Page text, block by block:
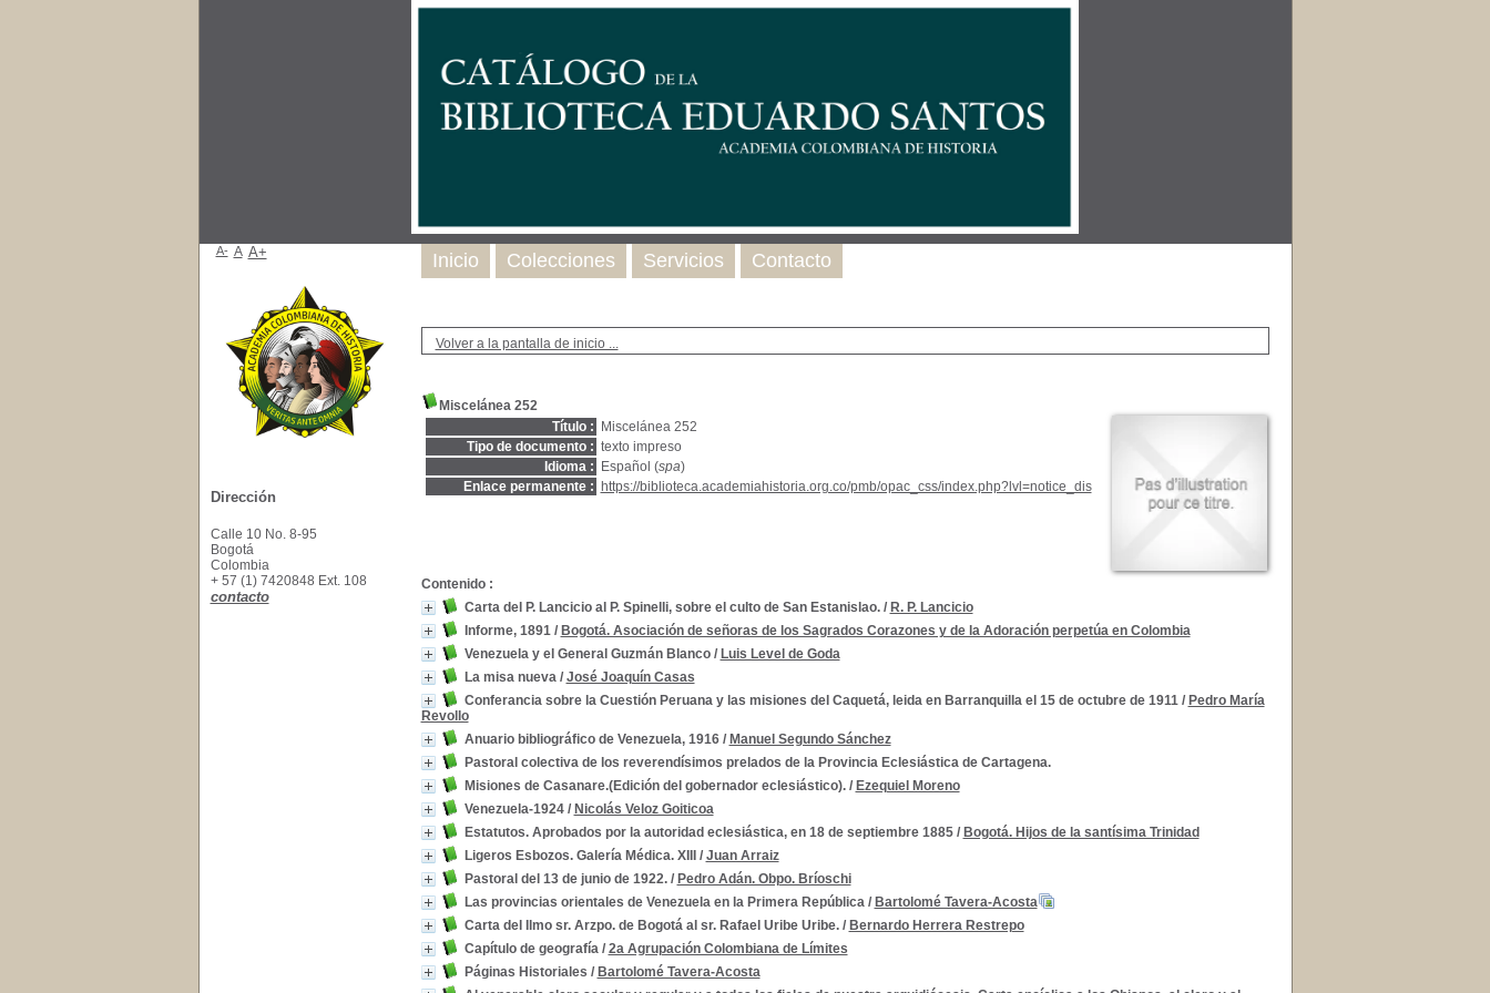
Volver a la pantalla de inicio ...
Miscelánea 252
Título :
Miscelánea 252
Tipo de documento : texto impreso
Idioma :
Español (spa)
Enlace permanente :
https://biblioteca.academiahistoria.org.co/pmb/opac_css/index.php?lvl=notice_dis
Contenido :
Carta del P. Lancicio al P. Spinelli, sobre el culto de San Estanislao./ R. P. Lancicio
Informe, 1891/ Bogotá. Asociación de señoras de los Sagrados Corazones y de la Adoración perpetúa en Colombia
Venezuela y el General Guzmán Blanco/ Luis Level de Goda
La misa nueva/ José Joaquín Casas
Conferancia sobre la Cuestión Peruana y las misiones del Caquetá, leida en Barranquilla el 15 de octubre de 1911/ Pedro María
Revollo
Anuario bibliográfico de Venezuela, 1916 / Manuel Segundo Sánchez
Pastoral colectiva de los reverendísimos prelados de la Provincia Eclesiástica de Cartagena.
Misiones de Casanare.(Edición del gobernador eclesiástico)./ Ezequiel Moreno
Venezuela-1924 / Nicolás Veloz Goiticoa
Estatutos. Aprobados por la autoridad eclesiástica, en 18 de septiembre 1885/ Bogotá. Hijos de la santísima Trinidad
Ligeros Esbozos. Galería Médica. XIII / Juan Arraiz
Pastoral del 13 de junio de 1922./ Pedro Adán. Obpo. Bríoschi
Las provincias orientales de Venezuela en la Primera República/ Bartolomé Tavera-Acosta
Carta del Ilmo sr. Arzpo. de Bogotá al sr. Rafael Uribe Uribe./ Bernardo Herrera Restrepo
Capítulo de geografía / 2a Agrupación Colombiana de Límites
Páginas Historiales / Bartolomé Tavera-Acosta
Inicio Colecciones Servicios Contacto
A- A A+
Dirección
Calle 10 No. 8-95
Bogotá
Colombia
+ 57 (1) 7420848 Ext. 108
contacto